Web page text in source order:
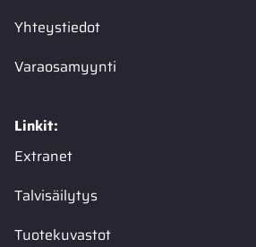
Yhteystiedot
Varaosamyynti
Linkit:
Extranet
Talvisäilytys
Tuotekuvastot